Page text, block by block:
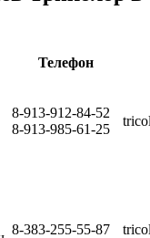
Телефон
8-913-912-84-52
8-913-985-61-25
8-383-255-55-87